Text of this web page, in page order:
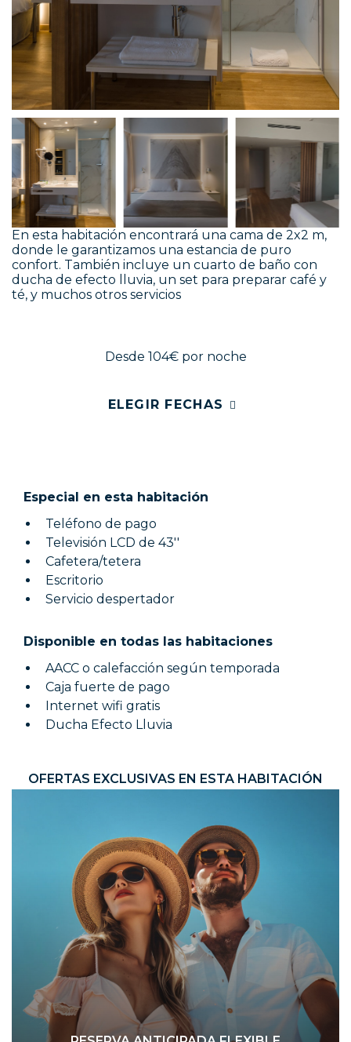
En esta habitación encontrará una cama de 2x2 m,
donde le garantizamos una estancia de puro
confort. También incluye un cuarto de baño con
ducha de efecto lluvia, un set para preparar café y
té, y muchos otros servicios
Desde 104€por noche
ELEGIR FECHAS
Especial en esta habitación
Teléfono de pago
Televisión LCD de 43''
Cafetera/tetera
Escritorio
Servicio despertador
Disponible en todas las habitaciones
AACC o calefacción según temporada
Caja fuerte de pago
Internet wifi gratis
Ducha Efecto Lluvia
OFERTAS EXCLUSIVAS EN ESTA HABITACIÓN